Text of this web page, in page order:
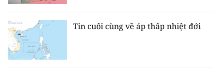
Tin cuối cùng về áp thấp nhiệt đới